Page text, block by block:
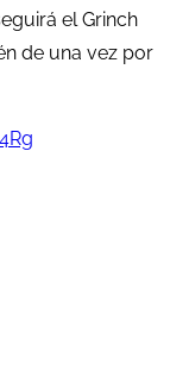
el Grinch
de una vez por